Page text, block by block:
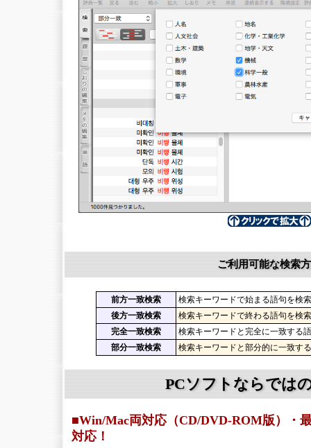
ご利用可能な検索
前方一致検索
検索キーワードで始まる語句を検
後方一致検索
検索キーワードで終わる語句を検
完全一致検索
検索キーワードと完全に一致する
部分一致検索
検索キーワードと部分的に一致す
PCソフトならでは
■Win/Mac両対応（CD/DVD-ROM版）・
対応！